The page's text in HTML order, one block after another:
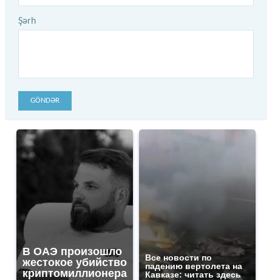
Şərh
GÖNDƏR
В ОАЭ произошло
жестокое убийство
криптомиллионера
Все новости по
падению вертолета на
Кавказе: читать здесь